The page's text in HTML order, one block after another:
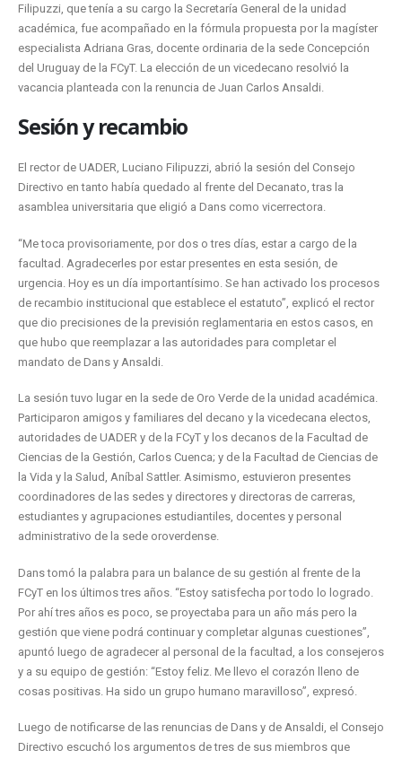
Filipuzzi, que tenía a su cargo la Secretaría General de la unidad
académica, fue acompañado en la fórmula propuesta por la magíster
especialista Adriana Gras, docente ordinaria de la sede Concepción
del Uruguay de la FCyT. La elección de un vicedecano resolvió la
vacancia planteada con la renuncia de Juan Carlos Ansaldi.
Sesión y recambio
El rector de UADER, Luciano Filipuzzi, abrió la sesión del Consejo
Directivo en tanto había quedado al frente del Decanato, tras la
asamblea universitaria que eligió a Dans como vicerrectora.
“Me toca provisoriamente, por dos o tres días, estar a cargo de la
facultad. Agradecerles por estar presentes en esta sesión, de
urgencia. Hoy es un día importantísimo. Se han activado los procesos
de recambio institucional que establece el estatuto”, explicó el rector
que dio precisiones de la previsión reglamentaria en estos casos, en
que hubo que reemplazar a las autoridades para completar el
mandato de Dans y Ansaldi.
La sesión tuvo lugar en la sede de Oro Verde de la unidad académica.
Participaron amigos y familiares del decano y la vicedecana electos,
autoridades de UADER y de la FCyT y los decanos de la Facultad de
Ciencias de la Gestión, Carlos Cuenca; y de la Facultad de Ciencias de
la Vida y la Salud, Aníbal Sattler. Asimismo, estuvieron presentes
coordinadores de las sedes y directores y directoras de carreras,
estudiantes y agrupaciones estudiantiles, docentes y personal
administrativo de la sede oroverdense.
Dans tomó la palabra para un balance de su gestión al frente de la
FCyT en los últimos tres años. “Estoy satisfecha por todo lo logrado.
Por ahí tres años es poco, se proyectaba para un año más pero la
gestión que viene podrá continuar y completar algunas cuestiones”,
apuntó luego de agradecer al personal de la facultad, a los consejeros
y a su equipo de gestión: “Estoy feliz. Me llevo el corazón lleno de
cosas positivas. Ha sido un grupo humano maravilloso”, expresó.
Luego de notificarse de las renuncias de Dans y de Ansaldi, el Consejo
Directivo escuchó los argumentos de tres de sus miembros que